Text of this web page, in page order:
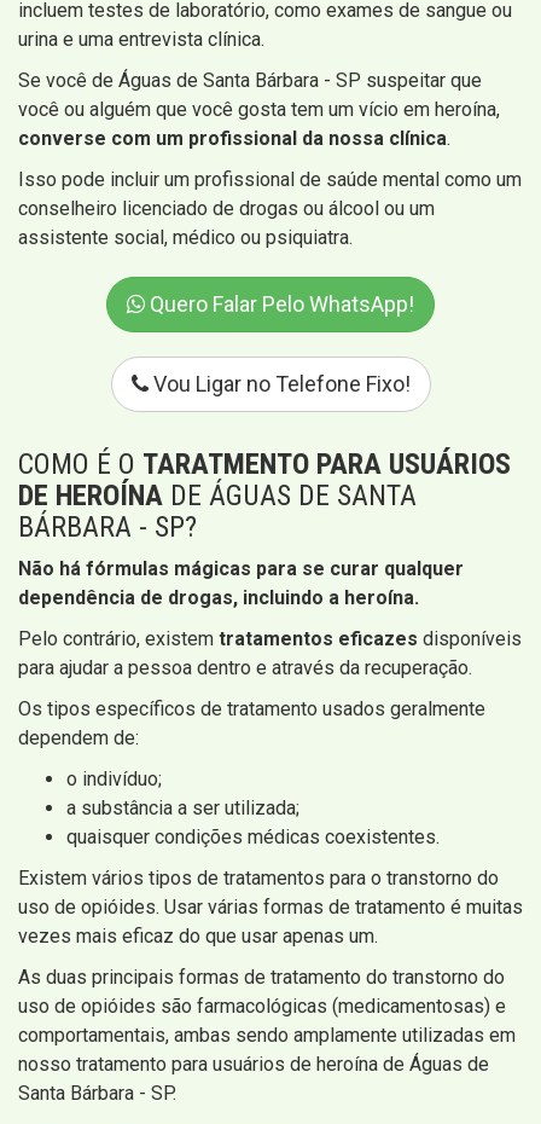
incluem testes de laboratório, como exames de sangue ou
urina e uma entrevista clínica.
Se você de Águas de Santa Bárbara - SP suspeitar que
você ou alguém que você gosta tem um vício em heroína,
converse com um profissional da nossa clínica.
Isso pode incluir um profissional de saúde mental como um
conselheiro licenciado de drogas ou álcool ou um
assistente social, médico ou psiquiatra.
Quero Falar Pelo WhatsApp!
Vou Ligar no Telefone Fixo!
COMO É O TARATMENTO PARA USUÁRIOS
DE HEROÍNA DE ÁGUAS DE SANTA
BÁRBARA - SP?
Não há fórmulas mágicas para se curar qualquer
dependência de drogas, incluindo a heroína.
Pelo contrário, existem tratamentos eficazes disponíveis
para ajudar a pessoa dentro e através da recuperação.
Os tipos específicos de tratamento usados ​​geralmente
dependem de:
o indivíduo;
a substância a ser utilizada;
quaisquer condições médicas coexistentes.
Existem vários tipos de tratamentos para o transtorno do
uso de opióides. Usar várias formas de tratamento é muitas
vezes mais eficaz do que usar apenas um.
As duas principais formas de tratamento do transtorno do
uso de opióides são farmacológicas (medicamentosas) e
comportamentais, ambas sendo amplamente utilizadas em
nosso tratamento para usuários de heroína de Águas de
Santa Bárbara - SP.